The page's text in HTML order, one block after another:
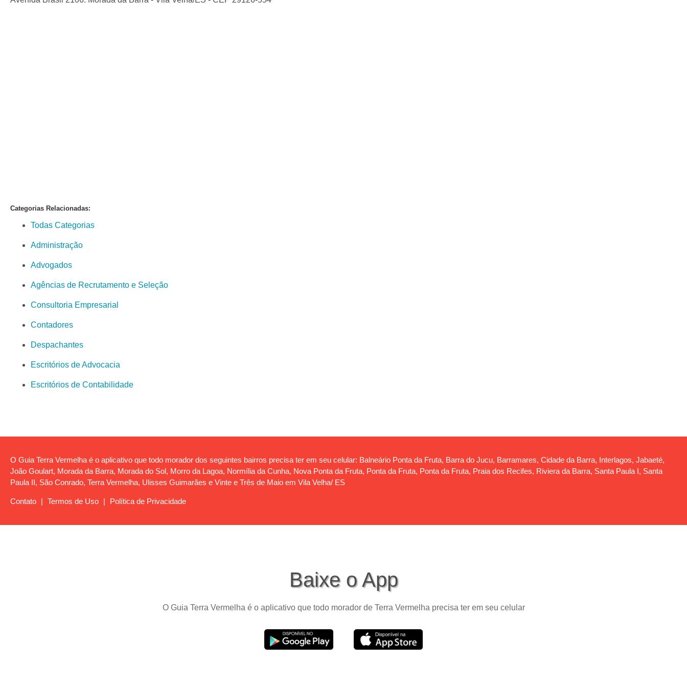
Categorias Relacionadas:
Todas Categorias
Administração
Advogados
Agências de Recrutamento e Seleção
Consultoria Empresarial
Contadores
Despachantes
Escritórios de Advocacia
Escritórios de Contabilidade
O Guia Terra Vermelha é o aplicativo que todo morador dos seguintes bairros precisa ter em seu celular: Balneário Ponta da Fruta, Barra do Jucu, Barramares, Cidade da Barra, Interlagos, Jabaeté,
João Goulart, Morada da Barra, Morada do Sol, Morro da Lagoa, Normília da Cunha, Nova Ponta da Fruta, Ponta da Fruta, Ponta da Fruta, Praia dos Recifes, Riviera da Barra, Santa Paula I, Santa
Paula II, São Conrado, Terra Vermelha, Ulisses Guimarães e Vinte e Três de Maio em Vila Velha/ ES
Contato | Termos de Uso | Política de Privacidade
Baixe o App
O Guia Terra Vermelha é o aplicativo que todo morador de Terra Vermelha precisa ter em seu celular